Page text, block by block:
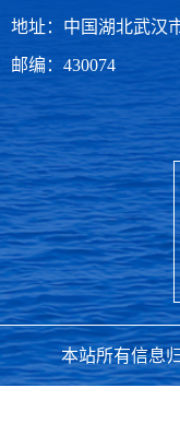
地址：中国湖北武汉
邮编：430074
本站所有信息